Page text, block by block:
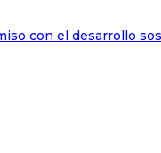
con el desarrollo